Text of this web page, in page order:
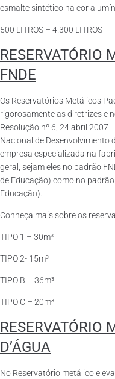
esmalte sintético na cor
500 LITROS – 4.300 LITROS
RESERVATÓRIO
FNDE
Os Reservatórios Metálicos
rigorosamente as diretrizes e
Resolução nº 6, 24 abril 2007
Nacional de Desenvolvimento
empresa especializada na
geral, sejam eles no padrão
de Educação) como no
Educação).
Conheça mais sobre os
TIPO 1 – 30m³
TIPO 2- 15m³
TIPO B – 36m³
TIPO C – 20m³
RESERVATÓRIO
D’ÁGUA
No Reservatório metálico